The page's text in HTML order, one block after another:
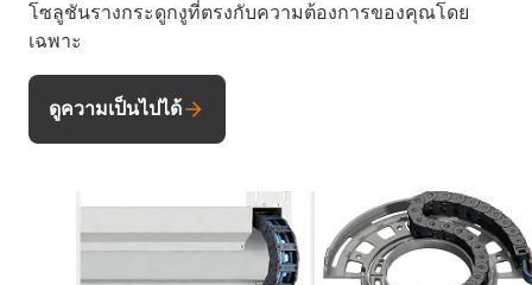
โซลูชันรางกระดูกงูที่ตรงกับความต้องการของคุณโดย
เฉพาะ
ดูความเป็นไปได้